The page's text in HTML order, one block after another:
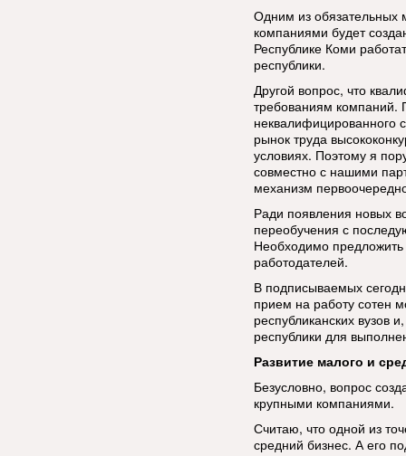
Одним из обязательных
компаниями будет
Республике Коми
республики.
Другой вопрос, что
требованиям компаний.
неквалифицированного
рынок труда
условиях. Поэтому я
совместно с нашими
механизм
Ради появления новых
переобучения с
Необходимо
работодателей.
В подписываемых
прием на работу сотен
республиканских вузов
республики для
Развитие малого и
Безусловно, вопрос
крупными компаниями.
Считаю, что одной из
средний бизнес. А его